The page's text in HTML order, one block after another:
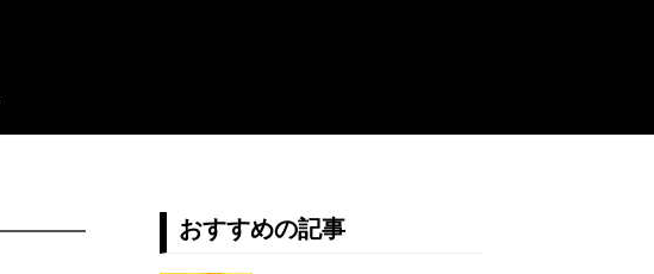
おすすめの記事